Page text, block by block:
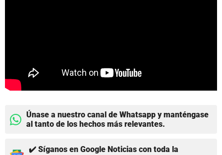
Únase a nuestro canal de Whatsapp y manténgase
al tanto de los hechos más relevantes.
✔️ Síganos en Google Noticias con toda la